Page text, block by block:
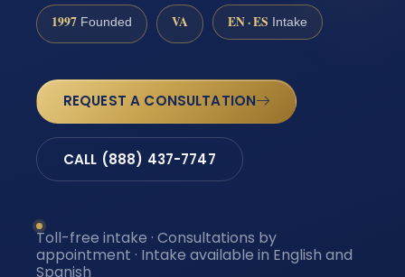
1997 Founded VA EN · ES Intake
REQUEST A CONSULTATION
CALL (888) 437-7747
Toll-free intake · Consultations by
appointment · Intake available in English and
Spanish